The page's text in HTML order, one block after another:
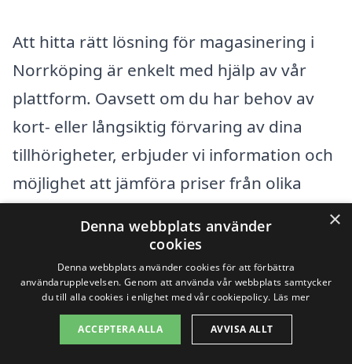
Att hitta rätt lösning för magasinering i
Norrköping är enkelt med hjälp av vår
plattform. Oavsett om du har behov av
kort- eller långsiktig förvaring av dina
tillhörigheter, erbjuder vi information och
möjlighet att jämföra priser från olika
också övervägt alternativ i närliggande
städer? Det kan vara värt att kolla upp
vad som finns tillgängligt i andra
områden.
×
Denna webbplats använder
cookies
Denna webbplats använder cookies för att förbättra
användarupplevelsen. Genom att använda vår webbplats samtycker
du till alla cookies i enlighet med vår cookiepolicy. Läs mer
ACCEPTERA ALLA AVVISA ALLT